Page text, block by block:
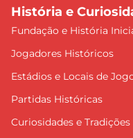
História e
Fundação e História
Jogadores Históricos
Estádios e Locais de
Partidas Históricas
Curiosidades e Tradições